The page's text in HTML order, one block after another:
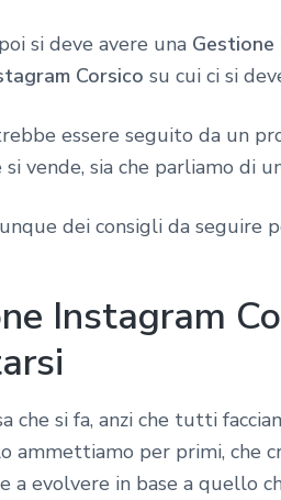
si deve avere una Gestione
Corsico su cui ci si
essere seguito da un
vende, sia che parliamo di
dei consigli da seguire
Instagram
che si fa, anzi che tutti
ammettiamo per primi, che
a evolvere in base a quello